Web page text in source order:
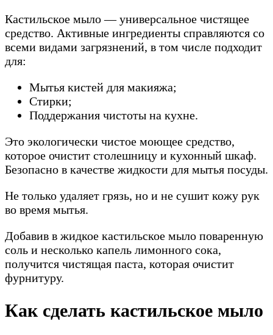
Кастильское мыло — универсальное чистящее
средство. Активные ингредиенты справляются со
всеми видами загрязнений, в том числе подходит
для:
Мытья кистей для макияжа;
Стирки;
Поддержания чистоты на кухне.
Это экологически чистое моющее средство,
которое очистит столешницу и кухонный шкаф.
Безопасно в качестве жидкости для мытья посуды.
Не только удаляет грязь, но и не сушит кожу рук
во время мытья.
Добавив в жидкое кастильское мыло поваренную
соль и несколько капель лимонного сока,
получится чистящая паста, которая очистит
фурнитуру.
Как сделать кастильское мыло